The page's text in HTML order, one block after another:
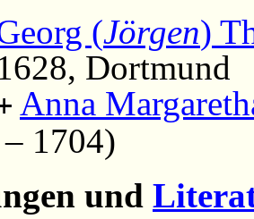
(Jörgen)
Dortmund
Anna
1704)
und